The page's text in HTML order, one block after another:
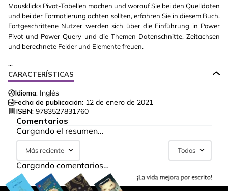
Mausklicks Pivot-Tabellen machen und worauf Sie bei den Quelldaten
und bei der Formatierung achten sollten, erfahren Sie in diesem Buch.
Fortgeschrittene Nutzer werden sich über die Einführung in Power
Pivot und Power Query und die Themen Datenschnitte, Zeitachsen
und berechnete Felder und Elemente freuen.
...
CARACTERÍSTICAS
Idioma: Inglés
Fecha de publicación: 12 de enero de 2021
ISBN: 9783527831760
Comentarios
Cargando el resumen…
Más reciente Todos
Cargando comentarios…